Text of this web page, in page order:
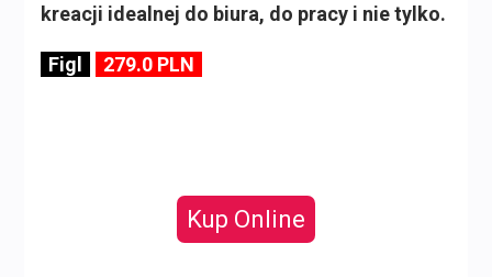
kreacji idealnej do biura, do pracy i nie tylko.
Figl 279.0 PLN
Kup Online